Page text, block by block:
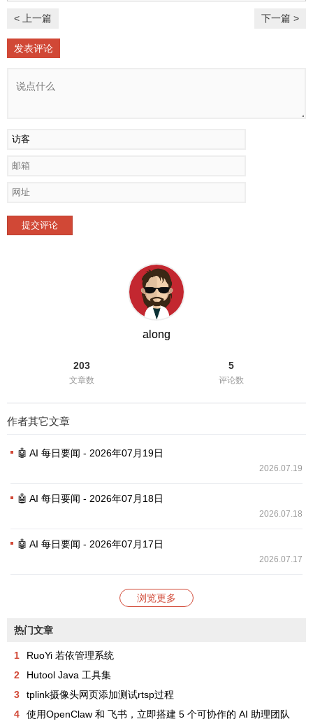
< 上一篇 下一篇 >
发表评论
提交评论
along
203
文章数
5
评论数
作者其它文章
🤖 AI 每日要闻 - 2026年07月19日
2026.07.19
🤖 AI 每日要闻 - 2026年07月18日
2026.07.18
🤖 AI 每日要闻 - 2026年07月17日
2026.07.17
浏览更多
热门文章
1
RuoYi 若依管理系统
2
Hutool Java 工具集
3
tplink摄像头网页添加测试rtsp过程
4
使用OpenClaw 和 飞书，立即搭建 5 个可协作的 AI 助理团队